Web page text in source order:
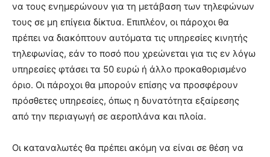
να τους ενημερώνουν για τη μετάβαση των τηλεφώνων
τους σε μη επίγεια δίκτυα. Επιπλέον, οι πάροχοι θα
πρέπει να διακόπτουν αυτόματα τις υπηρεσίες κινητής
τηλεφωνίας, εάν το ποσό που χρεώνεται για τις εν λόγω
υπηρεσίες φτάσει τα 50 ευρώ ή άλλο προκαθορισμένο
όριο. Οι πάροχοι θα μπορούν επίσης να προσφέρουν
πρόσθετες υπηρεσίες, όπως η δυνατότητα εξαίρεσης
από την περιαγωγή σε αεροπλάνα και πλοία.
Οι καταναλωτές θα πρέπει ακόμη να είναι σε θέση να